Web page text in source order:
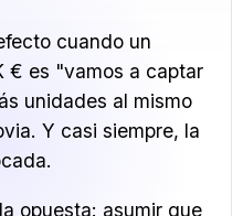
cuando un
€ es "vamos a captar
unidades al mismo
Y casi siempre, la
opuesta: asumir que